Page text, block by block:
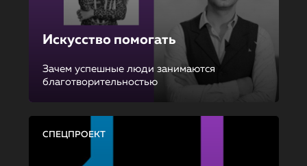
Искусство помогать
Зачем успешные люди занимаются
благотворительностью
СПЕЦПРОЕКТ